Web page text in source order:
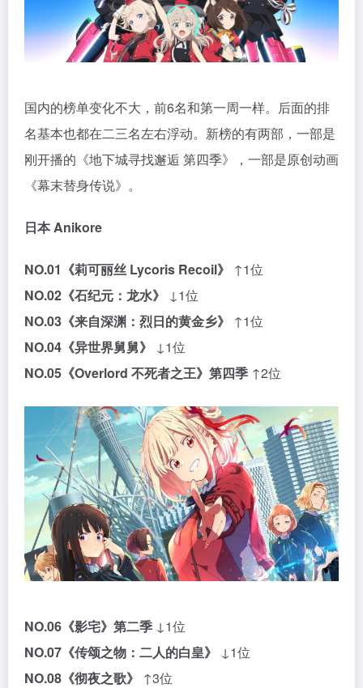
国内的榜单变化不大，前6名和第一周一样。后面的排
名基本也都在二三名左右浮动。新榜的有两部，一部是
刚开播的《地下城寻找邂逅 第四季》，一部是原创动画
《幕末替身传说》。
日本 Anikore
NO.01 《莉可丽丝 Lycoris Recoil》
↑1位
NO.02 《石纪元：龙水》 ↓1位
NO.03 《来自深渊：烈日的黄金乡》 ↑1位
NO.04 《异世界舅舅》
↓1位
NO.05 《Overlord 不死者之王》第四季 ↑2位
NO.06 《影宅》第二季 ↓1位
NO.07 《传颂之物：二人的白皇》 ↓1位
NO.08 《彻夜之歌》 ↑3位